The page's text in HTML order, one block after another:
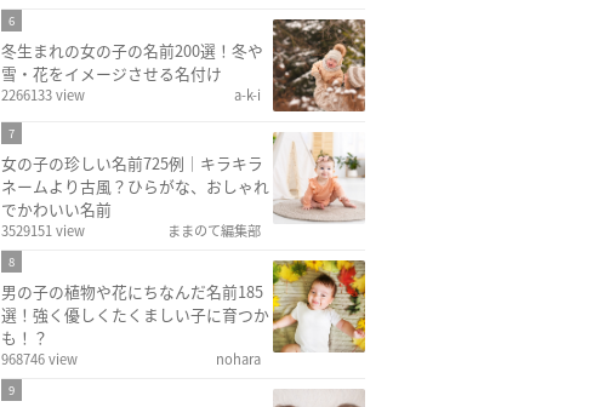
6
冬生まれの女の子の名前200選！冬や
雪・花をイメージさせる名付け
2266133 view a-k-i
7
女の子の珍しい名前725例｜キラキラ
ネームより古風？ひらがな、おしゃれ
でかわいい名前
3529151 view ままのて編集部
8
男の子の植物や花にちなんだ名前185
選！強く優しくたくましい子に育つか
も！？
968746 view nohara
9